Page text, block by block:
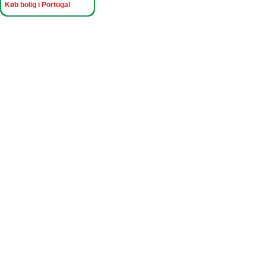
Køb bolig i Portugal